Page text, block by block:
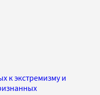
к экстремизму и